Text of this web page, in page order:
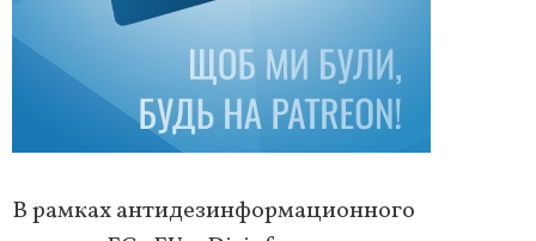
В рамках антидезинформационного